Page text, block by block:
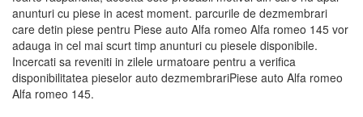
anunturi cu piese in acest moment. parcurile de dezmembrari
care detin piese pentru Piese auto Alfa romeo Alfa romeo 145 vor
adauga in cel mai scurt timp anunturi cu piesele disponibile.
Incercati sa reveniti in zilele urmatoare pentru a verifica
disponibilitatea pieselor auto dezmembrariPiese auto Alfa romeo
Alfa romeo 145.